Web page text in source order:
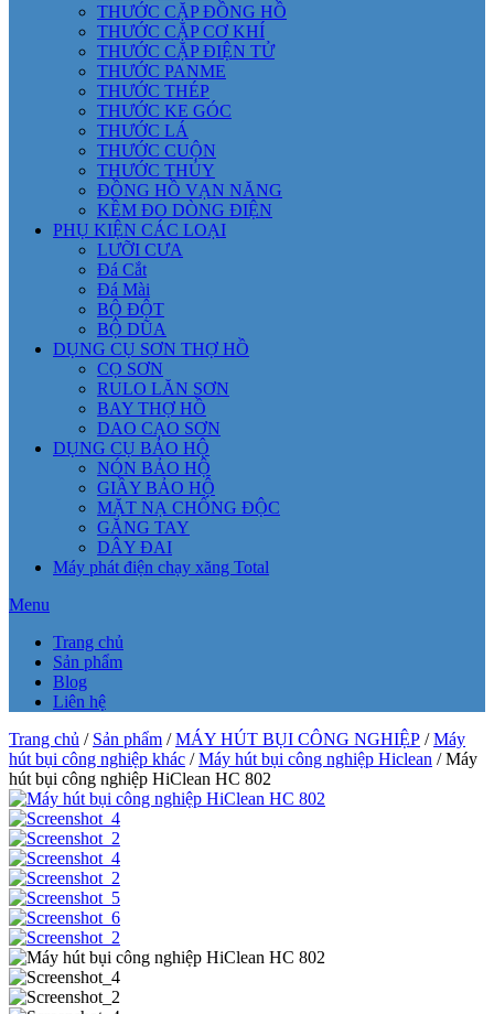
THƯỚC CẶP ĐỒNG HỒ
THƯỚC CẶP CƠ KHÍ
THƯỚC CẶP ĐIỆN TỬ
THƯỚC PANME
THƯỚC THÉP
THƯỚC KE GÓC
THƯỚC LÁ
THƯỚC CUỘN
THƯỚC THỦY
ĐỒNG HỒ VẠN NĂNG
KỀM ĐO DÒNG ĐIỆN
PHỤ KIỆN CÁC LOẠI
LƯỠI CƯA
Đá Cắt
Đá Mài
BỘ ĐỘT
BỘ DŨA
DỤNG CỤ SƠN THỢ HỒ
CỌ SƠN
RULO LĂN SƠN
BAY THỢ HỒ
DAO CẠO SƠN
DỤNG CỤ BẢO HỘ
NÓN BẢO HỘ
GIẦY BẢO HỘ
MẶT NẠ CHỐNG ĐỘC
GĂNG TAY
DÂY ĐAI
Máy phát điện chạy xăng Total
Menu
Trang chủ
Sản phẩm
Blog
Liên hệ
Trang chủ / Sản phẩm /MÁY HÚT BỤI CÔNG NGHIỆP /Máy
hút bụi công nghiệp khác /Máy hút bụi công nghiệp Hiclean / Máy
hút bụi công nghiệp HiClean HC 802